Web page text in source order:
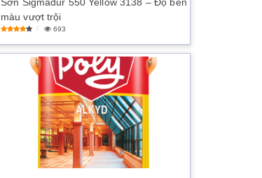
màu vượt trội
693